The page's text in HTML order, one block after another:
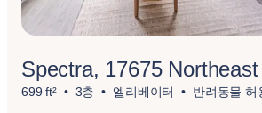
Spectra, 17675
699 ft² 3층 엘리베이터 반려동물 허